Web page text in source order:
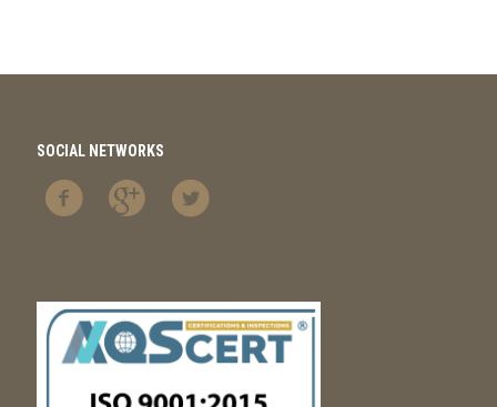
SOCIAL NETWORKS